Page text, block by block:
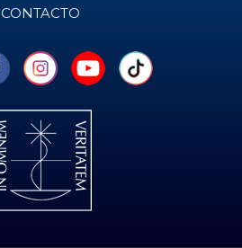
CONTACTO